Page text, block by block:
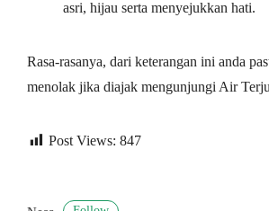
asri, hijau serta menyejukkan hati.
Rasa-rasanya, dari keterangan ini anda
menolak jika diajak mengunjungi Air
Post Views: 847